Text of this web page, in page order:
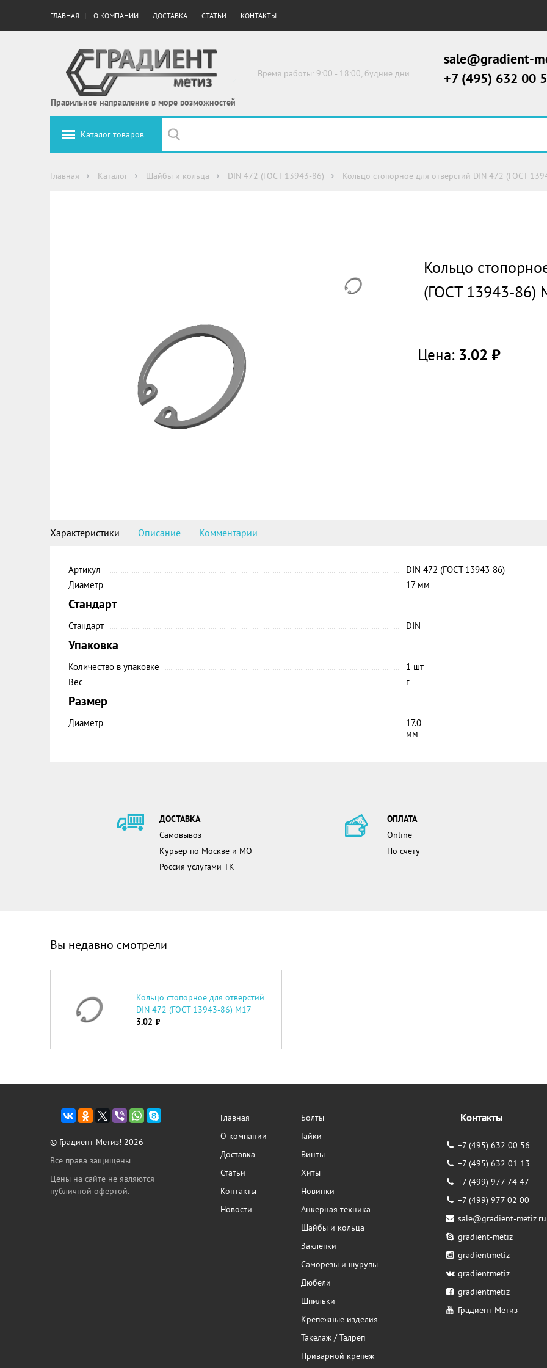
ГЛАВНАЯ О КОМПАНИИ ДОСТАВКА СТАТЬИ КОНТАКТЫ
Правильное направление в море возможностей
Время работы: 9:00 - 18:00, будние дни
sale@gradient-
+7 (495) 632 00
Каталог товаров
Главная Каталог Шайбы и кольца DIN 472 (ГОСТ 13943-86) Кольцо стопорное для отверстий DIN 472 (ГОСТ
Кольцо
(ГОСТ 13943-86)
Цена: 3.02 руб.
Характеристики Описание Комментарии
Артикул
DIN 472 (ГОСТ 13943-86)
Диаметр
17 мм
Стандарт
Стандарт DIN
Упаковка
Количество в упаковке
1 шт
Вес
г
Размер
Диаметр
17.0
мм
ДОСТАВКА
Самовывоз
Курьер по Москве и МО
Россия услугами ТК
ОПЛАТА
Online
По счету
Вы недавно смотрели
Кольцо стопорное для отверстий
DIN 472 (ГОСТ 13943-86) М17
3.02 руб.
© Градиент-Метиз! 2026
Все права защищены.
Цены на сайте не являются
публичной офертой.
Главная
О компании
Доставка
Статьи
Контакты
Новости
Болты
Гайки
Винты
Хиты
Новинки
Анкерная техника
Шайбы и кольца
Заклепки
Саморезы и шурупы
Дюбели
Шпильки
Крепежные изделия
Такелаж / Талреп
Приварной крепеж
Контакты
+7 (495) 632 00 56
+7 (495) 632 01 13
+7 (499) 977 74 47
+7 (499) 977 02 00
sale@gradient-metiz.ru
gradient-metiz
gradientmetiz
gradientmetiz
gradientmetiz
Градиент Метиз